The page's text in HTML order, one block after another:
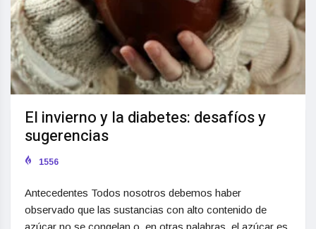
El invierno y la diabetes: desafíos y
sugerencias
1556
Antecedentes Todos nosotros debemos haber
observado que las sustancias con alto contenido de